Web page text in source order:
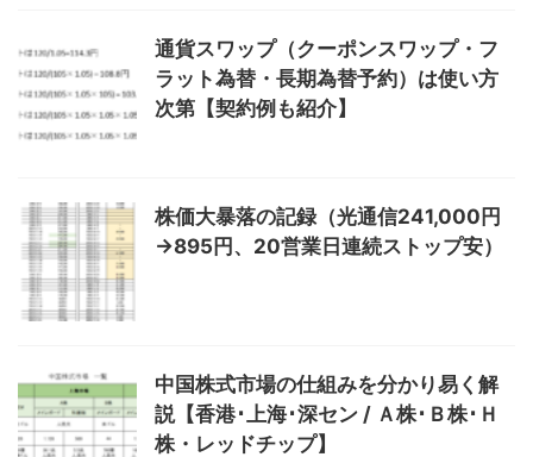
通貨スワップ（クーポンスワップ・フ
ラット為替・長期為替予約）は使い方
次第【契約例も紹介】
株価大暴落の記録（光通信241,000円
→895円、20営業日連続ストップ安）
中国株式市場の仕組みを分かり易く解
説【香港･上海･深セン / Ａ株･Ｂ株･Ｈ
株・レッドチップ】